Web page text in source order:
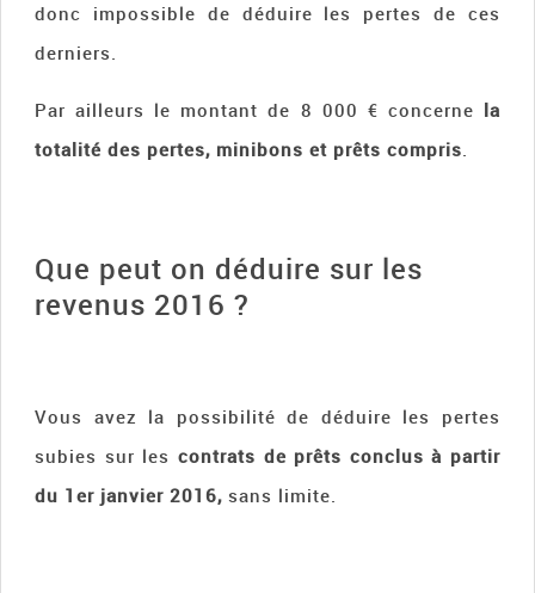
donc impossible de déduire les pertes de ces
derniers.
Par ailleurs le montant de 8 000 € concerne la
totalité des pertes, minibons et prêts compris
Que peut on déduire sur les
revenus 2016 ?
Vous avez la possibilité de déduire les pertes
subies sur les contrats de prêts conclus à partir
du 1er janvier 2016, sans limite.